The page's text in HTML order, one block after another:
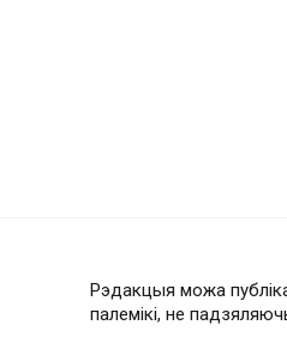
Рэдакцыя можа
палемікі, не